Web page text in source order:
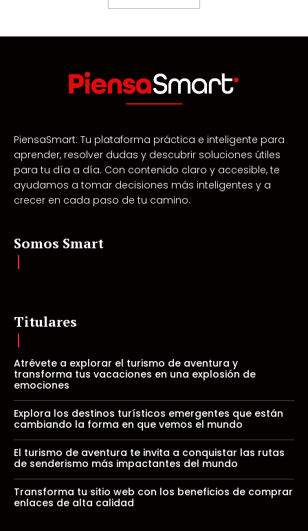
PiensaSmart: Tu plataforma práctica e inteligente para
aprender, resolver dudas y descubrir soluciones útiles
para tu día a día. Con contenido claro y accesible, te
ayudamos a tomar decisiones más inteligentes y a
crecer en cada paso de tu camino.
Somos Smart
Titulares
Atrévete a explorar el turismo de aventura y
transforma tus vacaciones en una explosión de
emociones
Explora los destinos turísticos emergentes que están
cambiando la forma en que vemos el mundo
El turismo de aventura te invita a conquistar las rutas
de senderismo más impactantes del mundo
Transforma tu sitio web con los beneficios de comprar
enlaces de alta calidad